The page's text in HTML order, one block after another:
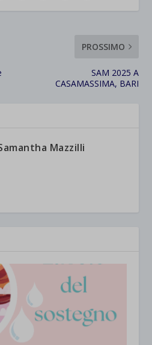
PROSSIMO
SAM 2025 A
CASAMASSIMA, BARI
Mazzilli